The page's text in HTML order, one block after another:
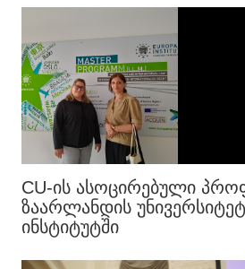
CU-ᲘᲡ ᲐᲡᲝᲪᲘᲠᲔᲑᲣᲚᲘ
ᲖᲐᲐᲠᲚᲐᲜᲓᲘᲡ
ᲘᲜᲡᲢᲘᲢᲣᲢᲨᲘ